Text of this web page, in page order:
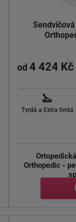
od 4 424 Kč
Tvrdá a Extra tvrdá
Orthopedic -